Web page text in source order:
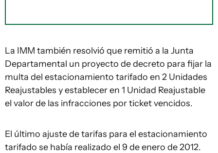
La IMM también resolvió que remitió a la Junta
Departamental un proyecto de decreto para fijar la
multa del estacionamiento tarifado en 2 Unidades
Reajustables y establecer en 1 Unidad Reajustable
el valor de las infracciones por ticket vencidos.
El último ajuste de tarifas para el estacionamiento
tarifado se había realizado el 9 de enero de 2012.